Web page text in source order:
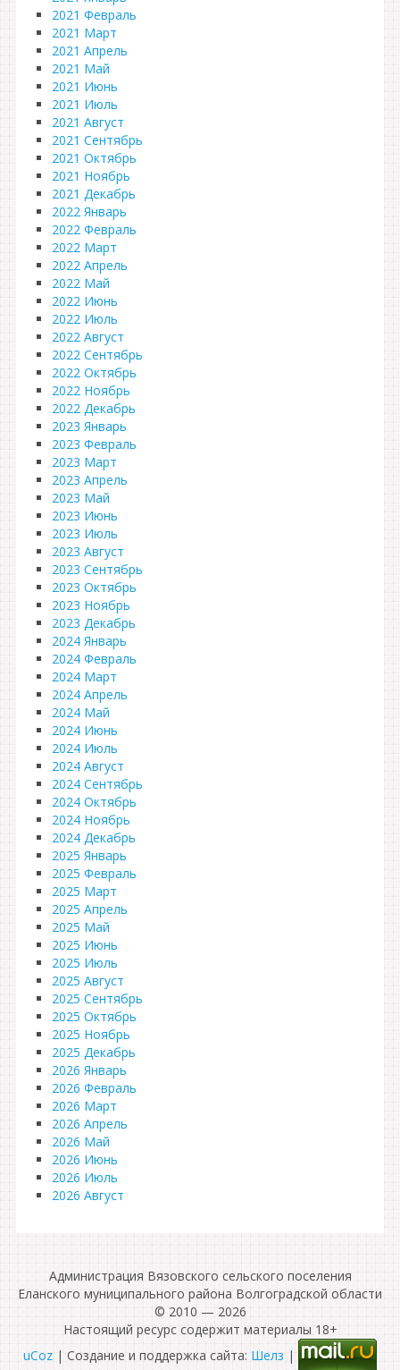
2021 Февраль
2021 Март
2021 Апрель
2021 Май
2021 Июнь
2021 Июль
2021 Август
2021 Сентябрь
2021 Октябрь
2021 Ноябрь
2021 Декабрь
2022 Январь
2022 Февраль
2022 Март
2022 Апрель
2022 Май
2022 Июнь
2022 Июль
2022 Август
2022 Сентябрь
2022 Октябрь
2022 Ноябрь
2022 Декабрь
2023 Январь
2023 Февраль
2023 Март
2023 Апрель
2023 Май
2023 Июнь
2023 Июль
2023 Август
2023 Сентябрь
2023 Октябрь
2023 Ноябрь
2023 Декабрь
2024 Январь
2024 Февраль
2024 Март
2024 Апрель
2024 Май
2024 Июнь
2024 Июль
2024 Август
2024 Сентябрь
2024 Октябрь
2024 Ноябрь
2024 Декабрь
2025 Январь
2025 Февраль
2025 Март
2025 Апрель
2025 Май
2025 Июнь
2025 Июль
2025 Август
2025 Сентябрь
2025 Октябрь
2025 Ноябрь
2025 Декабрь
2026 Январь
2026 Февраль
2026 Март
2026 Апрель
2026 Май
2026 Июнь
2026 Июль
2026 Август
Администрация Вязовского сельского поселения
Еланского муниципального района Волгоградской области
© 2010 — 2026
Настоящий ресурс содержит материалы 18+
uCoz | Создание и поддержка сайта: Шелз |